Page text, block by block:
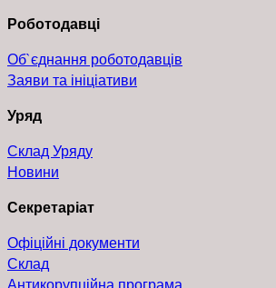
Роботодавці
Об`єднання роботодавців
Заяви та ініціативи
Уряд
Склад Уряду
Новини
Секретаріат
Офіційні документи
Склад